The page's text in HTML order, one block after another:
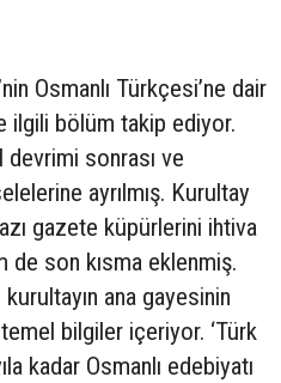
Osmanlı Türkçesi’ne dair
ilgili bölüm takip ediyor.
sonrası ve
ayrılmış. Kurultay
gazete küpürlerini ihtiva
de son kısma eklenmiş.
kurultayın ana gayesinin
bilgiler içeriyor. ‘Türk
kadar Osmanlı edebiyatı